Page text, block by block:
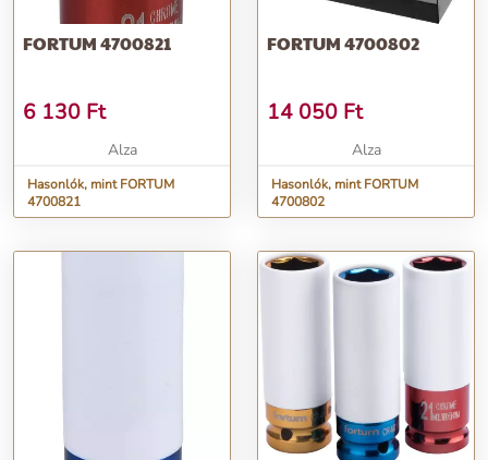
FORTUM 4700821
6 130 Ft
Alza
Hasonlók, mint FORTUM
4700821
FORTUM 4700802
14 050 Ft
Alza
Hasonlók, mint FORTUM
4700802